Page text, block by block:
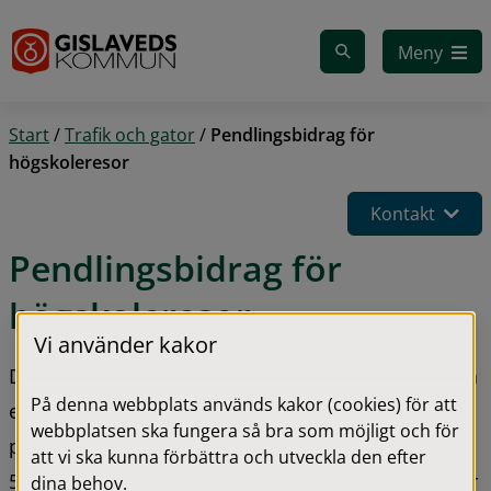
Meny
Start/Trafik och gator/ Pendlingsbidrag för
högskoleresor
Kontakt
Pendlingsbidrag för
högskoleresor
Du som studerar på heltid vid universitet/högskola
eller yrkeshögskola har möjlighet att få ett
pendlingsbidrag från kommunen och få tillbaka
50% av biljettkostnaden. Sista ansökningsdatum är
Vi använder kakor
På denna webbplats används kakor (cookies) för att
webbplatsen ska fungera så bra som möjligt och för
att vi ska kunna förbättra och utveckla den efter
dina behov.